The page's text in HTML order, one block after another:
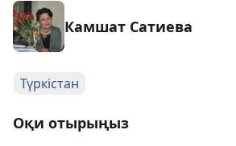
Камшат Сатиева
Түркістан
Оқи отырыңыз